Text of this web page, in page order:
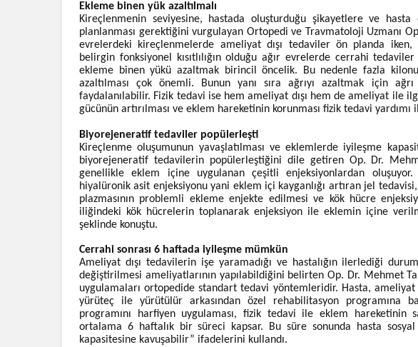
Ekleme binen yük azaltılmalı
Kireçlenmenin seviyesine, hastada oluşturduğu şikayetlere ve
planlanması gerektiğini vurgulayan Ortopedi ve Travmatoloji Uzmanı
evrelerdeki kireçlenmelerde ameliyat dışı tedaviler ön planda
belirgin fonksiyonel kısıtlılığın olduğu ağır evrelerde cerrahi
ekleme binen yükü azaltmak birincil öncelik. Bu nedenle fazla
azaltılması çok önemli. Bunun yanı sıra ağrıyı azaltmak için
faydalanılabilir. Fizik tedavi ise hem ameliyat dışı hem de ameliyat ile
gücünün artırılması ve eklem hareketinin korunması fizik tedavi
Biyorejeneratif tedaviler popülerleşti
Kireçlenme oluşumunun yavaşlatılması ve eklemlerde iyileşme
biyorejeneratif tedavilerin popülerleştiğini dile getiren Op. Dr.
genellikle eklem içine uygulanan çeşitli enjeksiyonlardan
hiyalüronik asit enjeksiyonu yani eklem içi kayganlığı artıran jel
plazmasının problemli ekleme enjekte edilmesi ve kök hücre
iliğindeki kök hücrelerin toplanarak enjeksiyon ile eklemin içine
şeklinde konuştu.
Cerrahi sonrası 6 haftada iyileşme mümkün
Ameliyat dışı tedavilerin işe yaramadığı ve hastalığın ilerlediği
değiştirilmesi ameliyatlarının yapılabildiğini belirten Op. Dr. Mehmet
uygulamaları ortopedide standart tedavi yöntemleridir. Hasta, ameliyat
yürüteç ile yürütülür arkasından özel rehabilitasyon programına
programını harfiyen uygulaması, fizik tedavi ile eklem hareketinin
ortalama 6 haftalık bir süreci kapsar. Bu süre sonunda hasta
kapasitesine kavuşabilir” ifadelerini kullandı.